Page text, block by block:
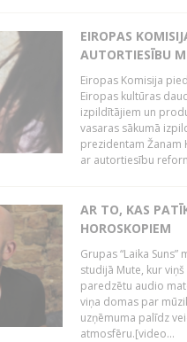
EIROPAS
AUTORTIESĪBU
Eiropas Komisija
Eiropas kultūras
izpildītājiem un
vasaras sākumā
prezidentam Žanam
ar autortiesību
AR TO, KAS
HOROSKOPIEM
Grupas “Laika
studijā Mute, kur
paredzētu audio
viņa domas par
uzņēmuma palīdz
atmosfēru.[video...